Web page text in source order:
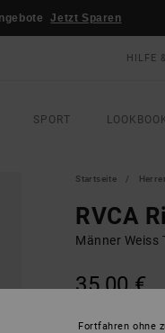
Jetzt Sparen
HILFE
SPORT
Startseite
RVCA
Männer Weiss
35,00 €
Fortfahren ohne